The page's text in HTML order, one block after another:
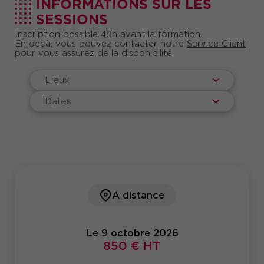
INFORMATIONS SUR LES
SESSIONS
Inscription possible 48h avant la formation.
En deçà, vous pouvez contacter notre Service Client
pour vous assurez de la disponibilité.
Lieux
Dates
A distance
Le 9 octobre 2026
850 € HT